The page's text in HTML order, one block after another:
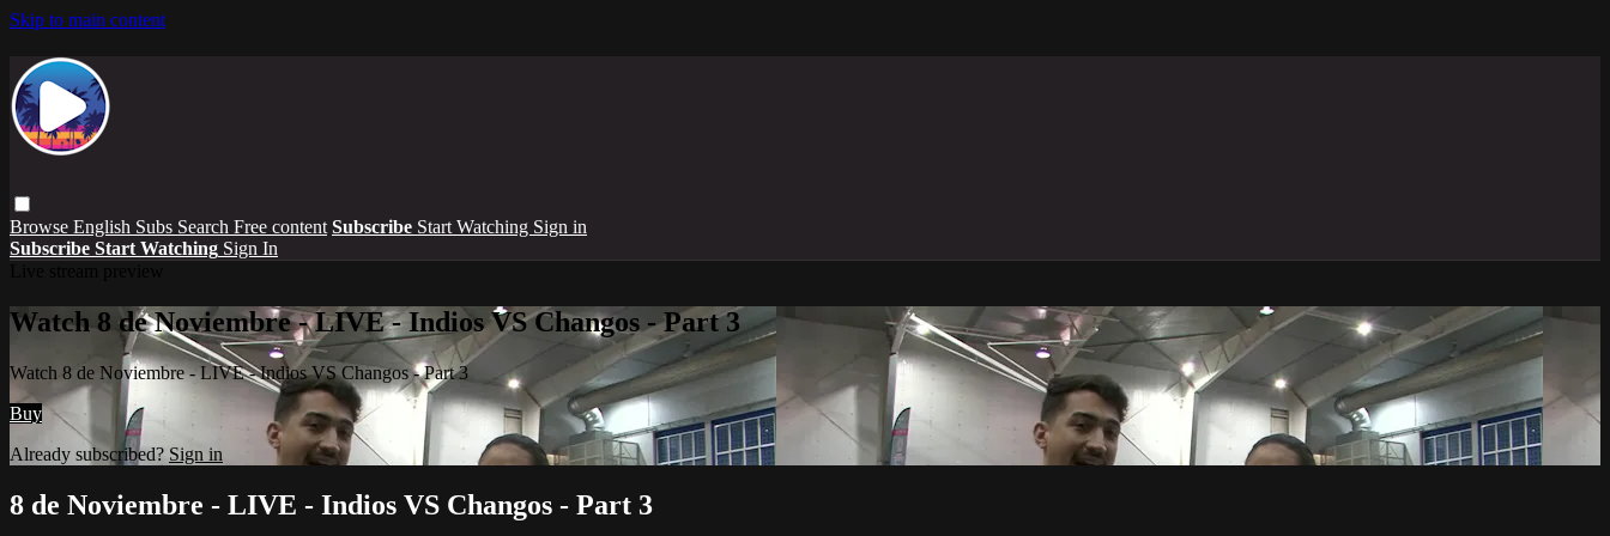
Skip to main content
Browse English Subs Search Free content Subscribe Start Watching Sign in
Subscribe Start Watching Sign In
Watch 8 de Noviembre - LIVE - Indios VS Changos - Part 3
Watch 8 de Noviembre - LIVE - Indios VS Changos - Part 3
Buy
Already subscribed? Sign in
8 de Noviembre - LIVE - Indios VS Changos - Part 3